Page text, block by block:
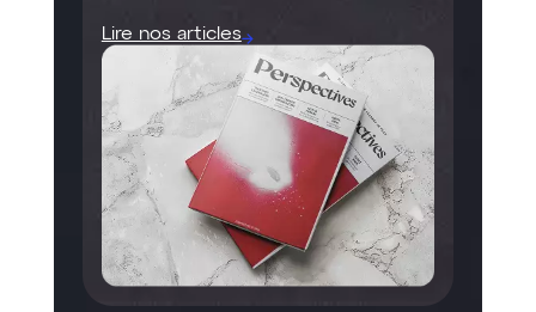
Lire nos articles